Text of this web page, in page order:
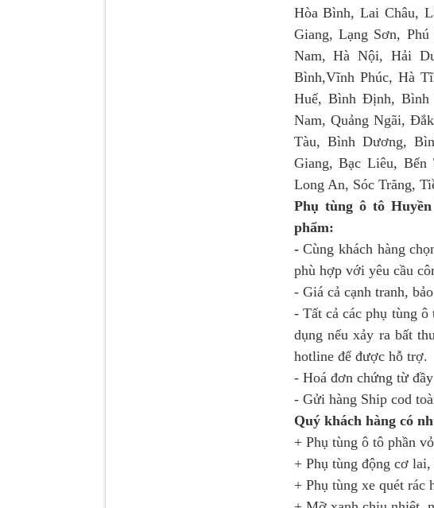
Hòa Bình, Lai Châu,
Giang, Lạng Sơn,
Nam, Hà Nội, Hải
Bình,Vĩnh Phúc, Hà
Huế, Bình Định, Bình
Nam, Quảng Ngãi,
Tàu, Bình Dương,
Giang, Bạc Liêu,
Long An, Sóc Trăng,
Phụ tùng ô tô
phẩm:
-Cùng khách hàng
phù hợp với yêu cầu
- Giá cả cạnh tranh,
- Tất cả các phụ tùng
dụng nếu xảy ra bất
hotline để được hỗ trợ.
- Hoá đơn chứng từ
- Gửi hàng Ship cod
Quý khách hàng có
+ Phụ tùng ô tô phần
+ Phụ tùng động cơ
+ Phụ tùng xe quét